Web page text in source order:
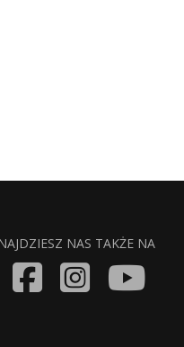
NAS TAKŻE NA